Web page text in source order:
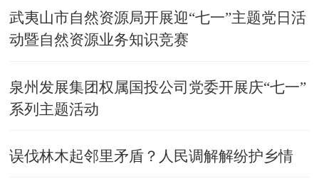
武夷山市自然资源局开展迎“七一”主题党日活
动暨自然资源业务知识竞赛
泉州发展集团权属国投公司党委开展庆“七一”
系列主题活动
误伐林木起邻里矛盾？人民调解解纷护乡情